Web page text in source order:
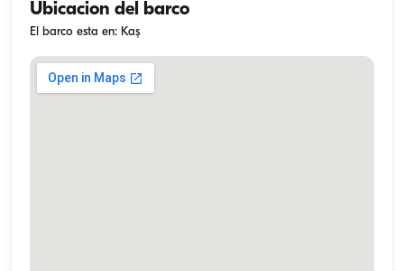
Ubicacion del barco
El barco esta en: Kaş